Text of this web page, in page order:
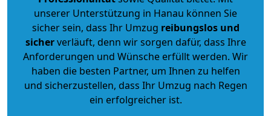
unserer Unterstützung in Hanau können Sie
sicher sein, dass Ihr Umzug reibungslos und
sicherverläuft, denn wir sorgen dafür, dass Ihre
Anforderungen und Wünsche erfüllt werden. Wir
haben die besten Partner, um Ihnen zu helfen
und sicherzustellen, dass Ihr Umzug nach Regen
ein erfolgreicher ist.